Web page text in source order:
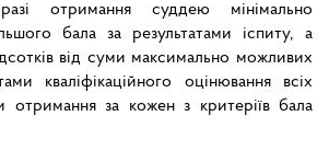
отримання суддею мінімально
бала за результатами іспиту, а
від суми максимально можливих
кваліфікаційного оцінювання всіх
отримання за кожен з критеріїв бала